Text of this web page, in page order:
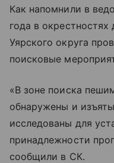
Как напомнили в
года в
Уярского округа
поисковые
«В зоне поиска
обнаружены и
исследованы для
принадлежности
сообщили в СК.